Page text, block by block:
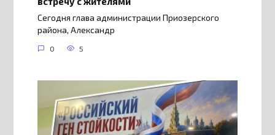
Сегодня глава администрации Приозерского
района, Александр
0 5